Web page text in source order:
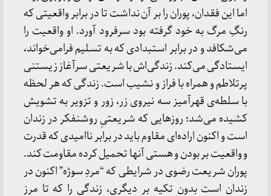
اما این فقدان، پوران را بر آن نداشت تا در برابر واقعیتی که
رنگِ مرگ به خود گرفته بود سرفرود آورد. او واقعیت را
می‌شکافد و در برابر استبدادی که به تسلیم فرامی‌خواند،
ایستادگی می‌کند. زندگی‌اش با شریعتی سرآغاز زیستنی
پرتلاطم و همراه با فراز و نشیب است. زندگی که هر لحظه
با سلطه‌ی قهرآمیز سه نیروی زر، زور و تزویر به تشویش
کشیده می‌شد؛ روزهایی که شریعتیِ روشنفکر در زندان
است و اکنون اراده‌ای مقاوم باید در برابر ناامیدی که قدرت
و واقعیت بر بودن و هستی آنها تحمیل کرده مقاومت کند.
پوران شریعت رضوی در شرایطی که “مردِ سوژه” اکنون در
زندان است بدون تکیه بر دیگری، زندگی را که تا مرز